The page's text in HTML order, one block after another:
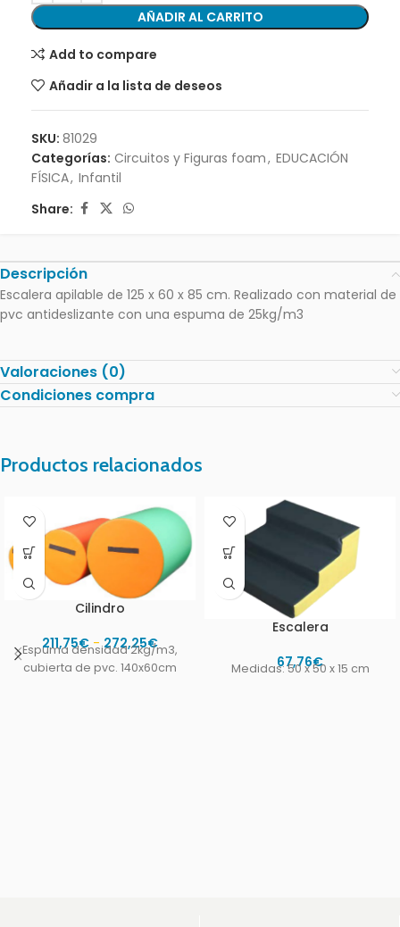
AÑADIR AL CARRITO
Add to compare
Añadir a la lista de deseos
SKU: 81029
Categorías: Circuitos y Figuras foam, EDUCACIÓN
FÍSICA, Infantil
Share:
Descripción
Escalera apilable de 125 x 60 x 85 cm. Realizado con material de
pvc antideslizante con una espuma de 25kg/m3
Valoraciones (0)
Condiciones compra
Productos relacionados
Cilindro
211,75€ - 272,25€
Espuma densidad 2kg/m3,
cubierta de pvc. 140x60cm
Escalera
67,76€
Medidas: 50 x 50 x 15 cm